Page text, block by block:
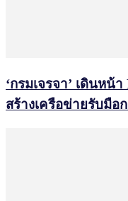
‘กรมเจรจา’ เดินหน้
สร้างเครือข่ายรับมือ